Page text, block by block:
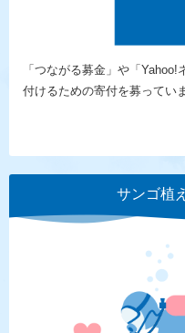
「つながる募金」や「
付けるための寄付を募ってい
サンゴ植